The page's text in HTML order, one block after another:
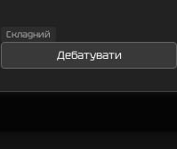
Складний
Дебатувати